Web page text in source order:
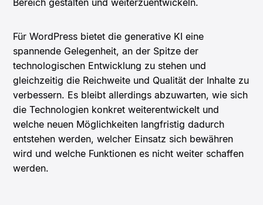
Bereich gestalten und weiterzuentwickeln.
Für WordPress bietet die generative KI eine
spannende Gelegenheit, an der Spitze der
technologischen Entwicklung zu stehen und
gleichzeitig die Reichweite und Qualität der Inhalte zu
verbessern. Es bleibt allerdings abzuwarten, wie sich
die Technologien konkret weiterentwickelt und
welche neuen Möglichkeiten langfristig dadurch
entstehen werden, welcher Einsatz sich bewähren
wird und welche Funktionen es nicht weiter schaffen
werden.